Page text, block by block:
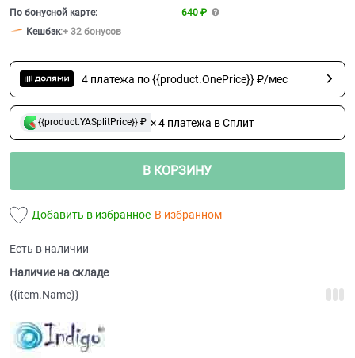
По бонусной карте:
640 ₽
Кешбэк:+ 32 бонусов
4 платежа по {{product.OnePrice}} ₽/мес
{{product.YASplitPrice}} ₽ × 4 платежа в Сплит
В КОРЗИНУ
Добавить в избранное В избранном
Есть в наличии
Наличие на складе
{{item.Name}}